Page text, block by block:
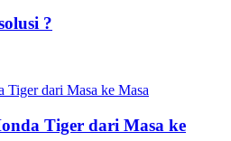
?
Tiger dari Masa ke